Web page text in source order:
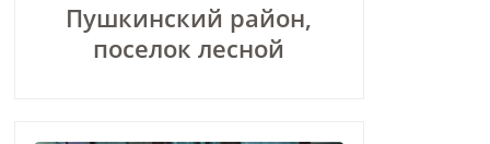
Пушкинский район,
поселок лесной